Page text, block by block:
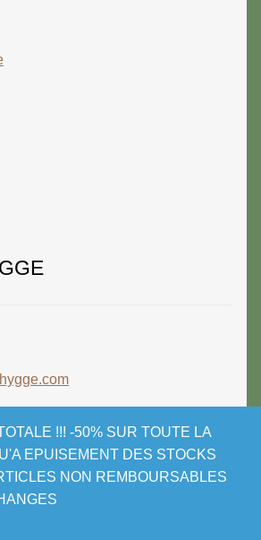
!!! -50% SUR TOUTE LA
EPUISEMENT DES STOCKS
NON REMBOURSABLES
2026